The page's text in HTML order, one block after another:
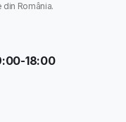
România.
18:00